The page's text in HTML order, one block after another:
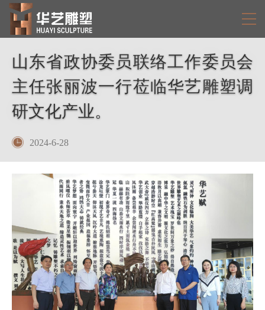
山东省政协委员联络工作委员会
主任张丽波一行莅临华艺雕塑调
研文化产业。
2024-6-28